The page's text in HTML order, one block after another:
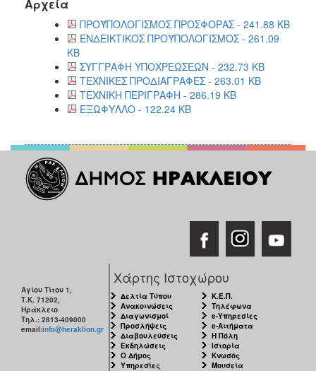
Αρχεία
ΠΡΟΫΠΟΛΟΓΙΣΜΟΣ ΠΡΟΣΦΟΡΑΣ - 241.88 KB
ΕΝΔΕΙΚΤΙΚΟΣ ΠΡΟΫΠΟΛΟΓΙΣΜΟΣ - 261.09
KB
ΣΥΓΓΡΑΦΗ ΥΠΟΧΡΕΩΣΕΩΝ - 232.73 KB
ΤΕΧΝΙΚΕΣ ΠΡΟΔΙΑΓΡΑΦΕΣ - 263.01 KB
ΤΕΧΝΙΚΗ ΠΕΡΙΓΡΑΦΗ - 286.19 KB
ΕΞΩΦΥΛΛΟ - 122.24 KB
Αγίου Τίτου 1,
Τ.Κ. 71202,
Ηράκλειο
Τηλ.: 2813-409000
email:info@heraklion.gr
Χάρτης Ιστοχώρου
Δελτία Τύπου
Ανακοινώσεις
Διαγωνισμοί
Προσλήψεις
Διαβουλεύσεις
Εκδηλώσεις
Ο Δήμος
Υπηρεσίες
Κ.Ε.Π.
Τηλέφωνα
e-Υπηρεσίες
e-Αιτήματα
Η Πόλη
Ιστορία
Κνωσός
Μουσεία